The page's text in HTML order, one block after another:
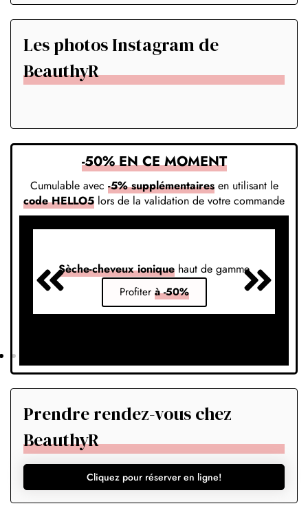
Les photos Instagram de
BeauthyR
-50% EN CE MOMENT
Cumulable avec -5% supplémentairesen utilisant le
code HELLO5 lors de la validation de votre commande
Sèche-cheveux ionique haut de gamme
Profiter à -50%
Prendre rendez-vous chez
BeauthyR
Cliquez pour réserver en ligne!